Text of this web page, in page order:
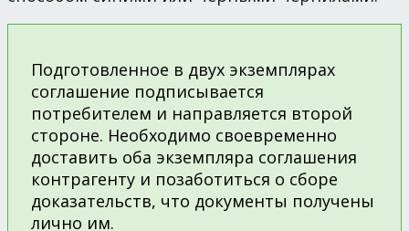
Подготовленное в двух экземплярах
соглашение подписывается
потребителем и направляется второй
стороне. Необходимо своевременно
доставить оба экземпляра соглашения
контрагенту и позаботиться о сборе
доказательств, что документы получены
лично им.